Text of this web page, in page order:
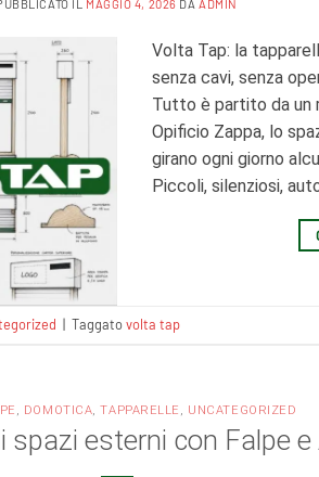
IL MAGGIO 4, 2026 DAADMIN
Volta Tap: la
senza cavi, senza
Tutto è partito da un
Opificio Zappa, lo
girano ogni giorno
Piccoli, silenziosi,
| Taggatovolta tap
, DOMOTICA,TAPPARELLE , UNCATEGORIZED
spazi esterni con Falpe